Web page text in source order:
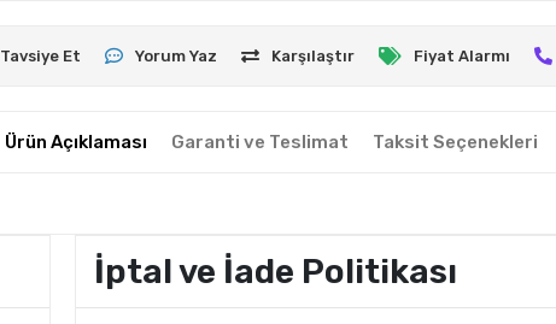
Tavsiye Et Yorum Yaz Karşılaştır Fiyat Alarmı
Ürün Açıklaması Garanti ve Teslimat Taksit Seçenekleri
İptal ve İade Politikası